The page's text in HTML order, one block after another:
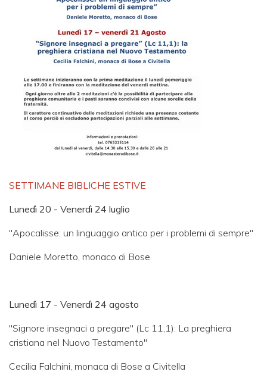
SETTIMANE BIBLICHE ESTIVE
Lunedì 20 - Venerdì 24 luglio
"Apocalisse: un linguaggio antico per i problemi di sempre"
Daniele Moretto, monaco di Bose
Lunedì 17 - Venerdì 24 agosto
"Signore insegnaci a pregare" (Lc 11,1): La preghiera
cristiana nel Nuovo Testamento"
Cecilia Falchini, monaca di Bose a Civitella